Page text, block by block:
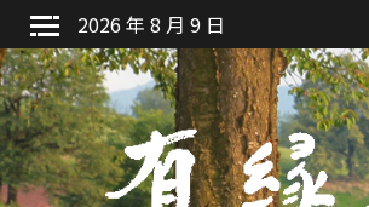
Skip
to
content
2026 年 8 月 9 日